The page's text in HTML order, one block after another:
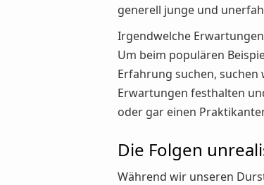
generell junge und
Irgendwelche
Um beim populären
Erfahrung suchen, suchen
Erwartungen festhalten
oder gar einen
Die Folgen
Während wir unseren